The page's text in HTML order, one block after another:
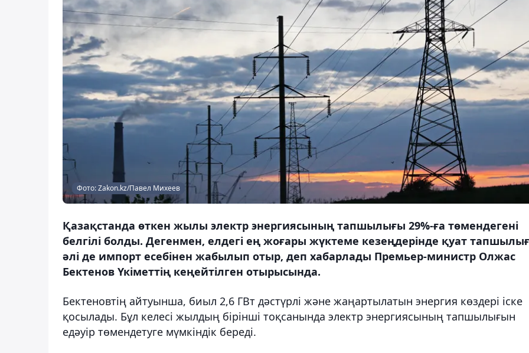
Фото: Zakon.kz/Павел Михеев
Қазақстанда өткен жылы электр энергиясының тапшылығы 29%-ға төмендегені
белгілі болды. Дегенмен, елдегі ең жоғары жүктеме кезеңдерінде қуат
әлі де импорт есебінен жабылып отыр, деп хабарлады Премьер-министр Олжас
Бектенов Үкіметтің кеңейтілген отырысында.
Бектеновтің айтуынша, биыл 2,6 ГВт дәстүрлі және жаңартылатын энергия көздері іске
қосылады. Бұл келесі жылдың бірінші тоқсанында электр энергиясының тапшылығын
едәуір төмендетуге мүмкіндік береді.